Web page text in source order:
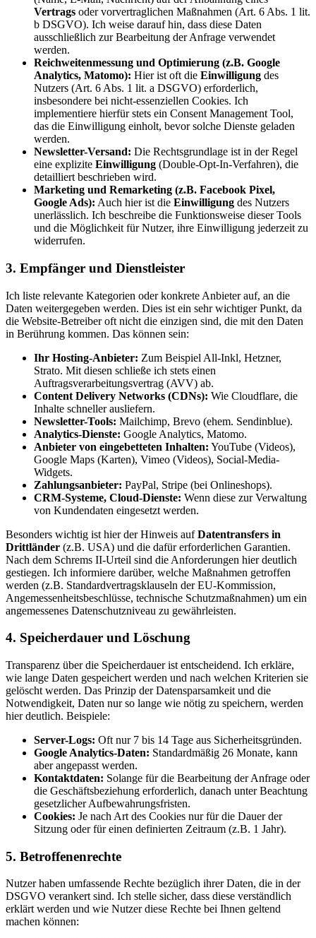
Vertrags oder vorvertraglichen Maßnahmen (Art. 6 Abs. 1 lit.
b DSGVO). Ich weise darauf hin, dass diese Daten
ausschließlich zur Bearbeitung der Anfrage verwendet
werden.
Reichweitenmessung und Optimierung (z.B. Google
Analytics, Matomo): Hier ist oft die Einwilligung des
Nutzers (Art. 6 Abs. 1 lit. a DSGVO) erforderlich,
insbesondere bei nicht-essenziellen Cookies. Ich
implementiere hierfür stets ein Consent Management Tool,
das die Einwilligung einholt, bevor solche Dienste geladen
werden.
Newsletter-Versand: Die Rechtsgrundlage ist in der Regel
eine explizite Einwilligung (Double-Opt-In-Verfahren), die
detailliert beschrieben wird.
Marketing und Remarketing (z.B. Facebook Pixel,
Google Ads): Auch hier ist die Einwilligung des Nutzers
unerlässlich. Ich beschreibe die Funktionsweise dieser Tools
und die Möglichkeit für Nutzer, ihre Einwilligung jederzeit zu
widerrufen.
3. Empfänger und Dienstleister
Ich liste relevante Kategorien oder konkrete Anbieter auf, an die
Daten weitergegeben werden. Dies ist ein sehr wichtiger Punkt, da
die Website-Betreiber oft nicht die einzigen sind, die mit den Daten
in Berührung kommen. Das können sein:
Ihr Hosting-Anbieter: Zum Beispiel All-Inkl, Hetzner,
Strato. Mit diesen schließe ich stets einen
Auftragsverarbeitungsvertrag (AVV) ab.
Content Delivery Networks (CDNs): Wie Cloudflare, die
Inhalte schneller ausliefern.
Newsletter-Tools: Mailchimp, Brevo (ehem. Sendinblue).
Analytics-Dienste: Google Analytics, Matomo.
Anbieter von eingebetteten Inhalten: YouTube (Videos),
Google Maps (Karten), Vimeo (Videos), Social-Media-
Widgets.
Zahlungsanbieter: PayPal, Stripe (bei Onlineshops).
CRM-Systeme, Cloud-Dienste: Wenn diese zur Verwaltung
von Kundendaten eingesetzt werden.
Besonders wichtig ist hier der Hinweis aufDatentransfers in
Drittländer (z.B. USA) und die dafür erforderlichen Garantien.
Nach dem Schrems II-Urteil sind die Anforderungen hier deutlich
gestiegen. Ich informiere darüber, welche Maßnahmen getroffen
werden (z.B. Standardvertragsklauseln der EU-Kommission,
Angemessenheitsbeschlüsse, technische Schutzmaßnahmen) um ein
angemessenes Datenschutzniveau zu gewährleisten.
4. Speicherdauer und Löschung
Transparenz über die Speicherdauer ist entscheidend. Ich erkläre,
wie lange Daten gespeichert werden und nach welchen Kriterien sie
gelöscht werden. Das Prinzip der Datensparsamkeit und die
Notwendigkeit, Daten nur so lange wie nötig zu speichern, werden
hier deutlich. Beispiele:
Server-Logs: Oft nur 7 bis 14 Tage aus Sicherheitsgründen.
Google Analytics-Daten: Standardmäßig 26 Monate, kann
aber angepasst werden.
Kontaktdaten: Solange für die Bearbeitung der Anfrage oder
die Geschäftsbeziehung erforderlich, danach unter Beachtung
gesetzlicher Aufbewahrungsfristen.
Cookies: Je nach Art des Cookies nur für die Dauer der
Sitzung oder für einen definierten Zeitraum (z.B. 1 Jahr).
5. Betroffenenrechte
Nutzer haben umfassende Rechte bezüglich ihrer Daten, die in der
DSGVO verankert sind. Ich stelle sicher, dass diese verständlich
erklärt werden und wie Nutzer diese Rechte bei Ihnen geltend
machen können: